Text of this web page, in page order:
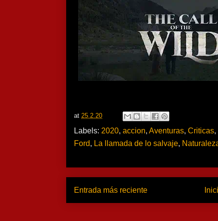
at 25.2.20
Labels: 2020, accion, Aventuras, Criticas,
Ford, La llamada de lo salvaje,
Entrada más reciente